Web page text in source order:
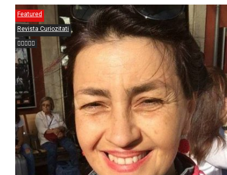
Featured
Revista Curiozitati